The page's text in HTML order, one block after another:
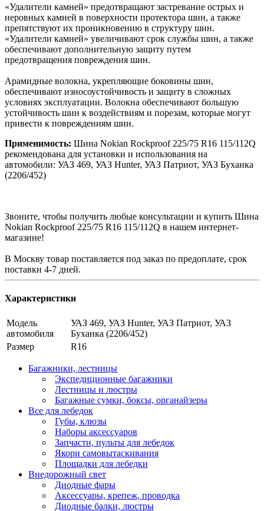
«Удалители камней» предотвращают застревание острых и
неровных камней в поверхности протектора шин, а также
препятствуют их проникновению в структуру шин.
«Удалители камней» увеличивают срок службы шин, а также
обеспечивают дополнительную защиту путем
предотвращения повреждения шин.
Арамидные волокна, укрепляющие боковины шин,
обеспечивают износоустойчивость и защиту в сложных
условиях эксплуатации. Волокна обеспечивают большую
устойчивость шин к воздействиям и порезам, которые могут
привести к повреждениям шин.
Применимость: Шина Nokian Rockproof 225/75 R16 115/112Q
рекомендована для установки и использования на
автомобили: УАЗ 469, УАЗ Hunter, УАЗ Патриот, УАЗ Буханка
(2206/452)
Звоните, чтобы получить любые консультации и купить Шина
Nokian Rockproof 225/75 R16 115/112Q в нашем интернет-
магазине!
В Москву товар поставляется под заказ по предоплате, срок
поставки 4-7 дней.
Характеристики
Модель
автомобиля
УАЗ 469, УАЗ Hunter, УАЗ Патриот, УАЗ
Буханка (2206/452)
Размер
R16
Багажники, лестницы
Экспедиционные багажники
Лестницы и люстры
Багажные сумки, боксы, органайзеры
Все для лебедок
Губы, клюзы
Наборы аксессуаров
Запчасти, пульты для лебедок
Якори самовытаскивания
Площадки для лебедки
Внедорожный свет
Диодные фары
Аксессуары, крепеж, проводка
Диодные балки, люстры